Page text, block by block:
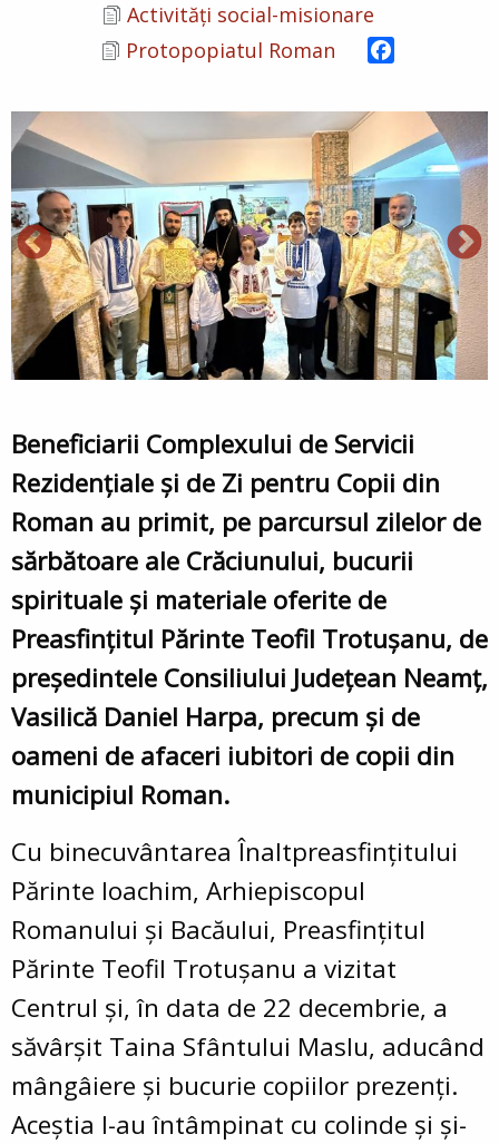
Activități social-misionare
Protopopiatul Roman
Beneficiarii Complexului de Servicii
Rezidențiale și de Zi pentru Copii din
Roman au primit, pe parcursul zilelor de
sărbătoare ale Crăciunului, bucurii
spirituale și materiale oferite de
Preasfințitul Părinte Teofil Trotușanu, de
președintele Consiliului Județean Neamț,
Vasilică Daniel Harpa, precum și de
oameni de afaceri iubitori de copii din
municipiul Roman.
Cu binecuvântareaÎnaltpreasfințitului
Părinte Ioachim, Arhiepiscopul
Romanului și Bacăului, Preasfințitul
Părinte Teofil Trotușanu a vizitat
Centrul și, în data de 22 decembrie, a
săvârșit Taina Sfântului Maslu, aducând
mângâiere și bucurie copiilor prezenți.
Aceștia l-au întâmpinat cu colinde și și-